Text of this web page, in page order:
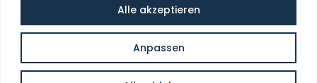
Anpassen
Alle akzeptieren